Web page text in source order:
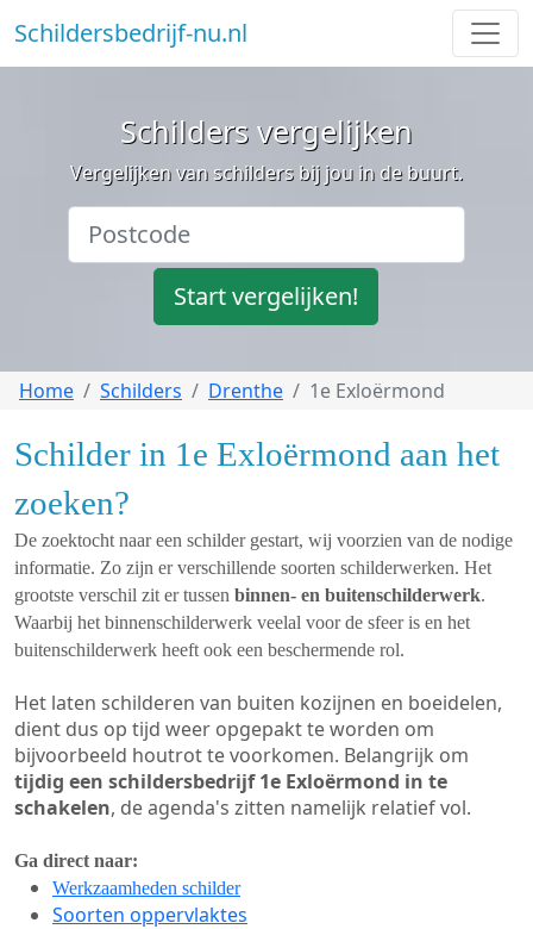
Schildersbedrijf-nu.nl
Schilders vergelijken
Vergelijken van schilders bij jou in de buurt.
Start vergelijken!
Home Schilders Drenthe 1e Exloërmond
Schilder in 1e Exloërmond aan het
zoeken?
De zoektocht naar een schilder gestart, wij voorzien van de nodige
informatie. Zo zijn er verschillende soorten schilderwerken. Het
grootste verschil zit er tussen binnen- en buitenschilderwerk.
Waarbij het binnenschilderwerk veelal voor de sfeer is en het
buitenschilderwerk heeft ook een beschermende rol.
Het laten schilderen van buiten kozijnen en boeidelen,
dient dus op tijd weer opgepakt te worden om
bijvoorbeeld houtrot te voorkomen. Belangrijk om
tijdig een schildersbedrijf 1e Exloërmond in te
schakelen, de agenda's zitten namelijk relatief vol.
Ga direct naar:
Werkzaamheden schilder
Soorten oppervlaktes